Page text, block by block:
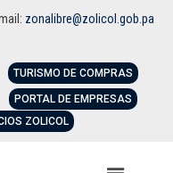
zonalibre@zolicol.gob.pa
TURISMO DE COMPRAS
PORTAL DE EMPRESAS
ZOLICOL